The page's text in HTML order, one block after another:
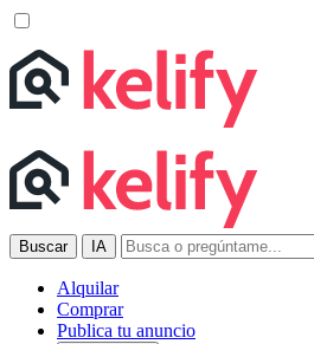
Buscar IA
Alquilar
Comprar
Publica tu anuncio